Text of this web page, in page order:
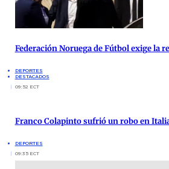
Federación Noruega de Fútbol exige la
DEPORTES
DESTACADOS
09:52 ECT
Franco Colapinto sufrió un robo en
DEPORTES
09:35 ECT